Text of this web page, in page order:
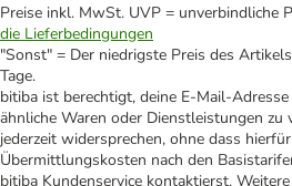
Preise inkl. MwSt. UVP = unverbindliche
die Lieferbedingungen
"Sonst" = Der niedrigste Preis des
Tage.
bitiba ist berechtigt, deine E-Mail-
ähnliche Waren oder Dienstleistungen zu
jederzeit widersprechen, ohne dass
Übermittlungskosten nach den
bitiba Kundenservice kontaktierst.